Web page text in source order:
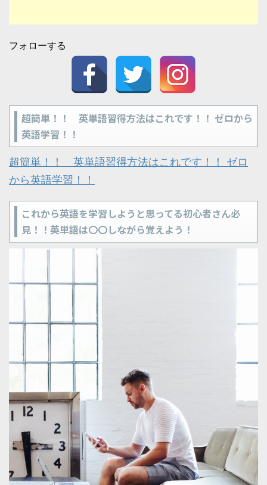
フォローする
超簡単！！ 英単語習得方法はこれです！！ ゼロから
英語学習！！
超簡単！！ 英単語習得方法はこれです！！ ゼロ
から英語学習！！
これから英語を学習しようと思ってる初心者さん必
見！！英単語は〇〇しながら覚えよう！